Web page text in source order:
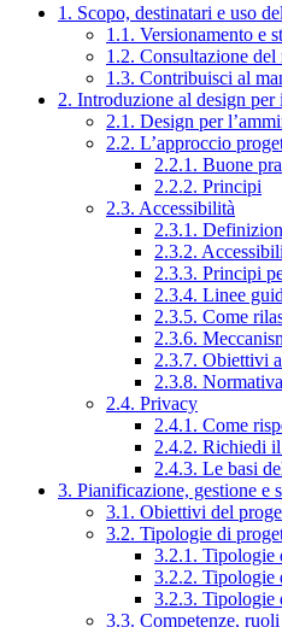
1. Scopo, destinatari e uso
1.1. Versionamento e
1.2. Consultazione del
1.3. Contribuisci al
2. Introduzione al design
2.1. Design per
2.2. L’approccio
2.2.1. Buone
2.2.2. Principi
2.3. Accessibilità
2.3.1.
2.3.2.
2.3.3. Principi
2.3.4. Linee
2.3.5. Come
2.3.6.
2.3.7. Obiettivi
2.3.8.
2.4. Privacy
2.4.1. Come
2.4.2. Richiedi il
2.4.3. Le basi
3. Pianificazione, gestione e
3.1. Obiettivi del
3.2. Tipologie di
3.2.1. Tipologie
3.2.2. Tipologie
3.2.3. Tipologie
3.3. Competenze,